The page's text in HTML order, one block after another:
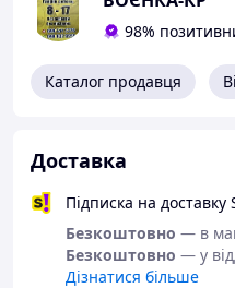
можливий пошив
вашими розмірами та
Попросіть менеджера
98%
Каталог продавця
Доставка
Підписка на доставку
Безкоштовно — в
Безкоштовно — у
Дізнатися більше